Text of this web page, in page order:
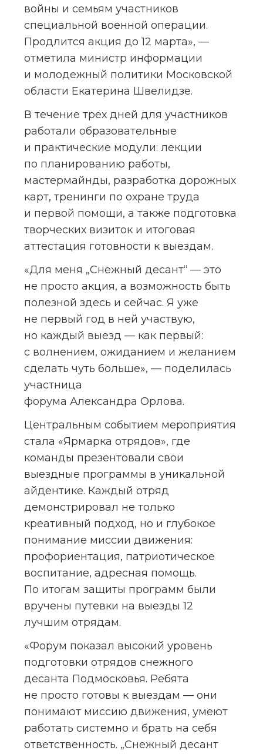
войны и семьям участников
специальной военной операции.
Продлится акция до 12 марта», —
отметила министр информации
и молодежный политики Московской
области Екатерина Швелидзе.
В течение трех дней для участников
работали образовательные
и практические модули: лекции
по планированию работы,
мастермайнды, разработка дорожных
карт, тренинги по охране труда
и первой помощи, а также подготовка
творческих визиток и итоговая
аттестация готовности к выездам.
«Для меня „Снежный десант“ — это
не просто акция, а возможность быть
полезной здесь и сейчас. Я уже
не первый год в ней участвую,
но каждый выезд — как первый:
с волнением, ожиданием и желанием
сделать чуть больше», — поделилась
участница
форума Александра Орлова.
Центральным событием мероприятия
стала «Ярмарка отрядов», где
команды презентовали свои
выездные программы в уникальной
айдентике. Каждый отряд
демонстрировал не только
креативный подход, но и глубокое
понимание миссии движения:
профориентация, патриотическое
воспитание, адресная помощь.
По итогам защиты программ были
вручены путевки на выезды 12
лучшим отрядам.
«Форум показал высокий уровень
подготовки отрядов снежного
десанта Подмосковья. Ребята
не просто готовы к выездам — они
понимают миссию движения, умеют
работать системно и брать на себя
ответственность. „Снежный десант